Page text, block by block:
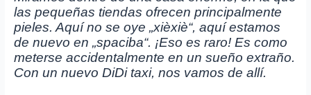
las pequeñas tiendas ofrecen principalmente
pieles. Aquí no se oye „xièxiè“, aquí estamos
de nuevo en „spaciba“. ¡Eso es raro! Es como
meterse accidentalmente en un sueño extraño.
Con un nuevo DiDi taxi, nos vamos de allí.